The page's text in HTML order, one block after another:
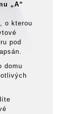
„A“
o kterou
pod
domu